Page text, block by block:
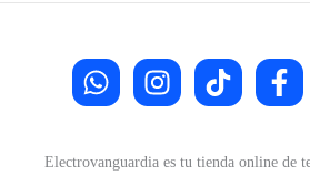
Electrovanguardia es tu tienda online de